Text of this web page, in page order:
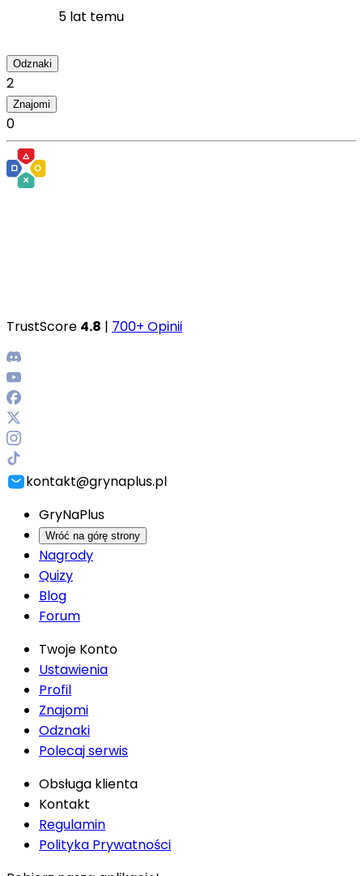
5 lat temu
Odznaki
2
Znajomi
0
TrustScore 4.8 | 700+ Opinii
kontakt@grynaplus.pl
GryNaPlus
Wróć na górę strony
Nagrody
Quizy
Blog
Forum
Twoje Konto
Ustawienia
Profil
Znajomi
Odznaki
Polecaj serwis
Obsługa klienta
Kontakt
Regulamin
Polityka Prywatności